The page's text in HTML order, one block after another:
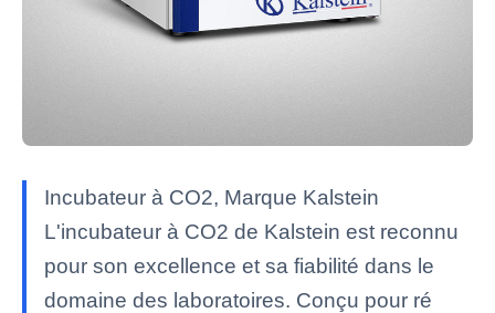
Incubateur à CO2, Marque Kalstein
L'incubateur à CO2 de Kalstein est reconnu
pour son excellence et sa fiabilité dans le
domaine des laboratoires. Conçu pour ré